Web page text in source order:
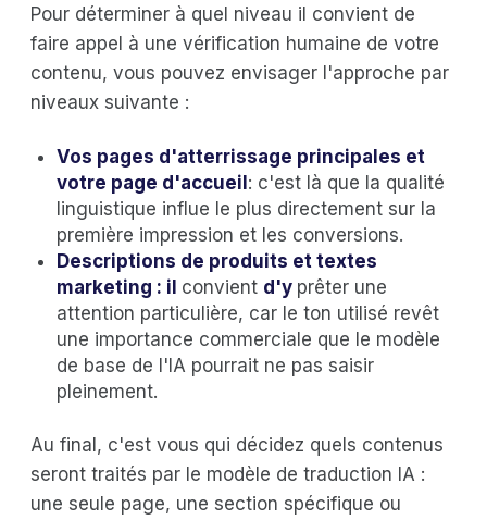
Pour déterminer à quel niveau il convient de
faire appel à une vérification humaine de votre
contenu, vous pouvez envisager l'approche par
niveaux suivante :
Vos pages d'atterrissage principales et
votre page d'accueil: c'est là que la qualité
linguistique influe le plus directement sur la
première impression et les conversions.
Descriptions de produits et textes
marketing : il convient d'y prêter une
attention particulière, car le ton utilisé revêt
une importance commerciale que le modèle
de base de l'IA pourrait ne pas saisir
pleinement.
Au final, c'est vous qui décidez quels contenus
seront traités par le modèle de traduction IA :
une seule page, une section spécifique ou